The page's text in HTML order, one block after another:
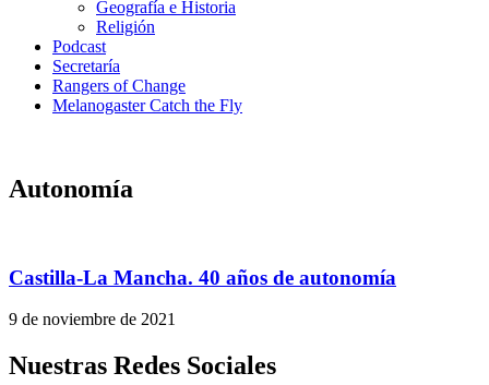
Geografía e Historia
Religión
Podcast
Secretaría
Rangers of Change
Melanogaster Catch the Fly
Autonomía
Castilla-La Mancha. 40 años de autonomía
9 de noviembre de 2021
Nuestras Redes Sociales